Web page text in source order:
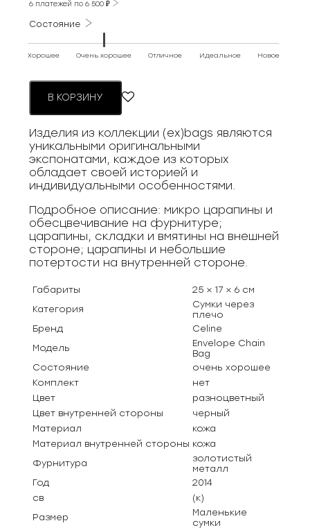
57
000 ₽.
6 платежей по6 500₽
Состояние
Хорошее Очень хорошее Отличное Идеальное Новое
В КОРЗИНУ
Изделия из коллекции (ex)bags являются
уникальными оригинальными
экспонатами, каждое из которых
обладает своей историей и
индивидуальными особенностями.
Подробное описание: микро царапины и
обесцвечивание на фурнитуре;
царапины, складки и вмятины на внешней
стороне; царапины и небольшие
потертости на внутренней стороне.
Габариты
25 × 17 × 6 см
Категория
Сумки через
плечо
Бренд
Celine
Модель
Envelope Chain
Bag
Состояние
очень хорошее
Комплект
нет
Цвет
разноцветный
Цвет внутренней стороны
черный
Материал
кожа
Материал внутренней стороны кожа
Фурнитура
золотистый
металл
Год
2014
св
(к)
Размер
Маленькие
сумки